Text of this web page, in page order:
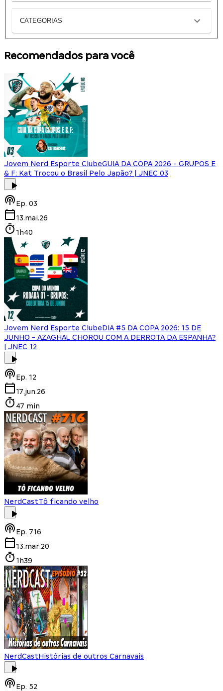
CATEGORIAS
Recomendados para você
Jovem Nerd Esporte ClubeGUIA DA COPA 2026 - GRUPOS E
& F: Kat Trocou o Brasil Pelo Japão? | JNEC 03
Ep. 03
13.mai.26
1h40
Jovem Nerd Esporte ClubeDIA #5 DA COPA 2026: 15 DE
JUNHO - AZAGHAL CHOROU COM A DERROTA DA ESPANHA?
| JNEC 12
Ep. 12
17.jun.26
47 min
NerdCastTô ficando velho
Ep. 716
13.mar.20
1h39
NerdCastHistórias de outros Carnavais
Ep. 52